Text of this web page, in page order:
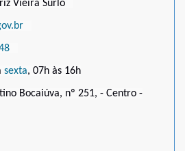
Vieira Surlo
sexta, 07h às 16h
Bocaiúva, nº 251, - Centro -